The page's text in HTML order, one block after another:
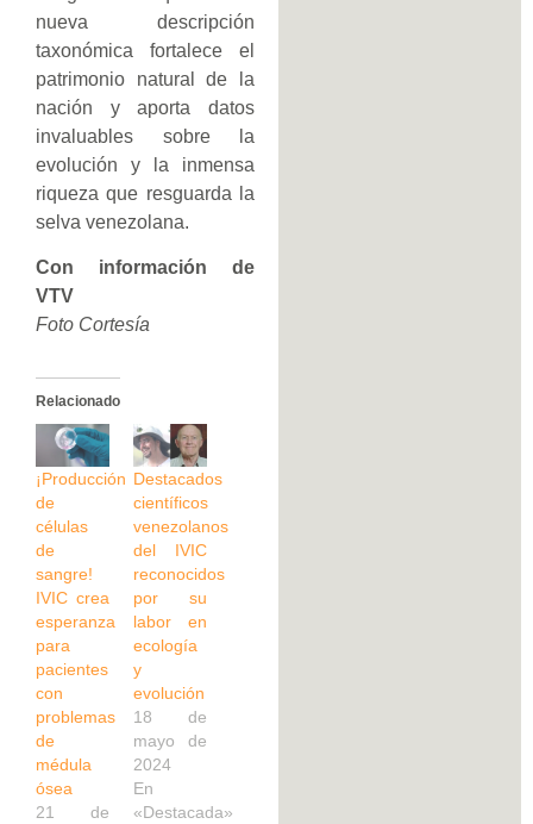
nueva descripción
taxonómica fortalece el
patrimonio natural de la
nación y aporta datos
invaluables sobre la
evolución y la inmensa
riqueza que resguarda la
selva venezolana.
Con información de
VTV
Foto Cortesía
Relacionado
¡Producción
de
células
de
sangre!
IVIC crea
esperanza
para
pacientes
con
problemas
de
médula
ósea
21 de
Destacados
científicos
venezolanos
del IVIC
reconocidos
por su
labor en
ecología
y
evolución
18 de
mayo de
2024
En
«Destacada»